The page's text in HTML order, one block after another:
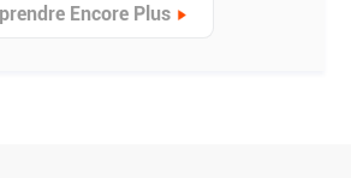
Encore Plus